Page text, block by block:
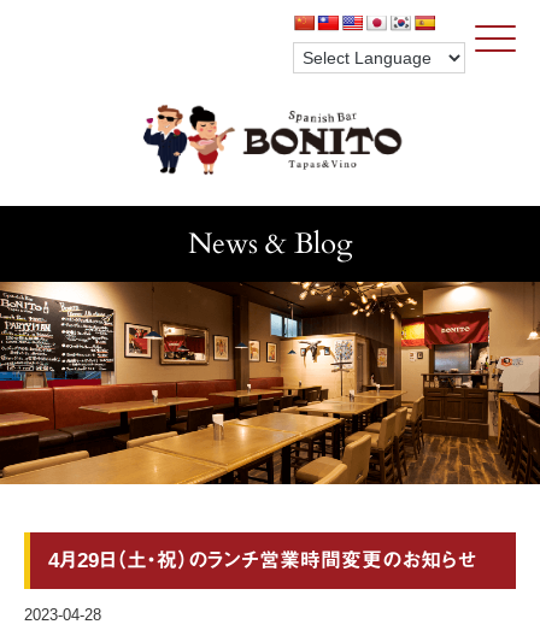
Click
News & Blog
4月29日（土・祝）のランチ営業時間変更のお知らせ
2023-04-28